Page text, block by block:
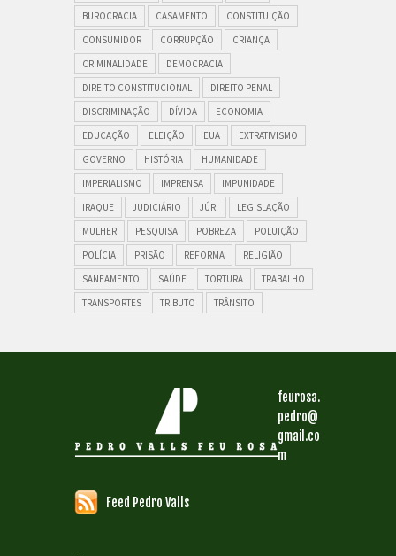
BUROCRACIA
CASAMENTO
CONSTITUIÇÃO
CONSUMIDOR
CORRUPÇÃO
CRIANÇA
CRIMINALIDADE
DEMOCRACIA
DIREITO CONSTITUCIONAL
DIREITO PENAL
DISCRIMINAÇÃO
DÍVIDA
ECONOMIA
EDUCAÇÃO
ELEIÇÃO EUA
EXTRATIVISMO
GOVERNO
HISTÓRIA
HUMANIDADE
IMPERIALISMO
IMPRENSA
IMPUNIDADE
IRAQUE
JUDICIÁRIO JÚRI
LEGISLAÇÃO
MULHER
PESQUISA POBREZA
POLUIÇÃO
POLÍCIA
PRISÃO REFORMA
RELIGIÃO
SANEAMENTO
SAÚDE TORTURA
TRABALHO
TRANSPORTES
TRIBUTO TRÂNSITO
feurosa.
pedro@
gmail.co
m
Feed Pedro Valls